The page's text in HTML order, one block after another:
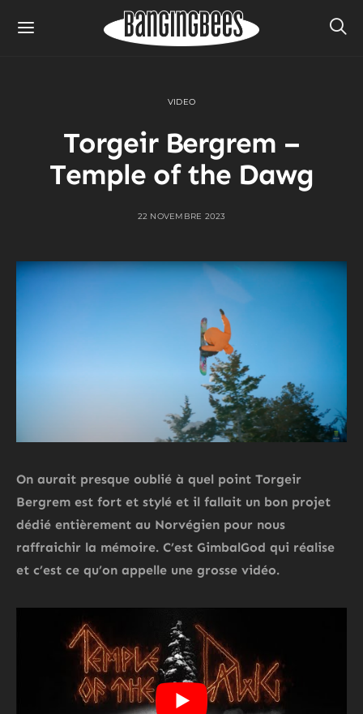
VIDEO
Torgeir Bergrem –
Temple of the Dawg
22 NOVEMBRE 2023
On aurait presque oublié à quel point Torgeir
Bergrem est fort et stylé et il fallait un bon projet
dédié entièrement au Norvégien pour nous
raffraichir la mémoire. C’est GimbalGod qui réalise
et c’est ce qu’on appelle une grosse vidéo.